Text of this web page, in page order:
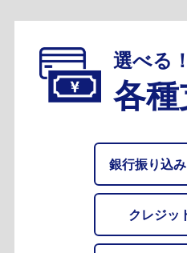
選べる！
各
銀行振り込み
クレジッ